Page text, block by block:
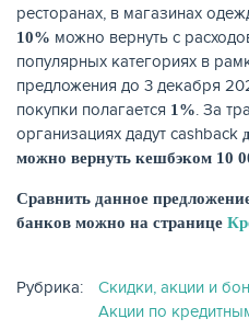
ресторанах, в магазинах
10% можно вернуть с
популярных категориях в
предложения до 3 декабря
покупки полагается 1% . За
организациях дадут cashback
можно вернуть кешбэком 10
Сравнить данное
банков можно на странице
Рубрика:
Скидки, акции и
Акции по